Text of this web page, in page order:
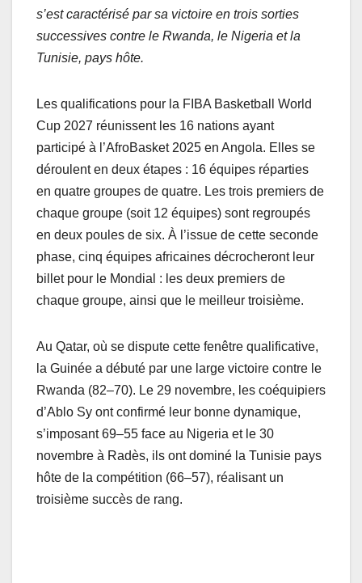
s’est caractérisé par sa victoire en trois sorties
successives contre le Rwanda, le Nigeria et la
Tunisie, pays hôte.
Les qualifications pour la FIBA Basketball World
Cup 2027 réunissent les 16 nations ayant
participé à l’AfroBasket 2025 en Angola. Elles se
déroulent en deux étapes : 16 équipes réparties
en quatre groupes de quatre. Les trois premiers de
chaque groupe (soit 12 équipes) sont regroupés
en deux poules de six. À l’issue de cette seconde
phase, cinq équipes africaines décrocheront leur
billet pour le Mondial : les deux premiers de
chaque groupe, ainsi que le meilleur troisième.
Au Qatar, où se dispute cette fenêtre qualificative,
la Guinée a débuté par une large victoire contre le
Rwanda (82–70). Le 29 novembre, les coéquipiers
d’Ablo Sy ont confirmé leur bonne dynamique,
s’imposant 69–55 face au Nigeria et le 30
novembre à Radès, ils ont dominé la Tunisie pays
hôte de la compétition (66–57), réalisant un
troisième succès de rang.